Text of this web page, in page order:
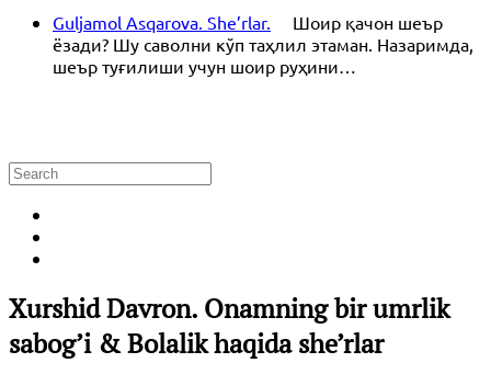
Guljamol Asqarova. She’rlar.
Шоир қачон шеър
ёзади? Шу саволни кўп таҳлил этаман. Назаримда,
шеър туғилиши учун шоир руҳини…
Xurshid Davron. Onamning bir umrlik
sabog’i & Bolalik haqida she’rlar